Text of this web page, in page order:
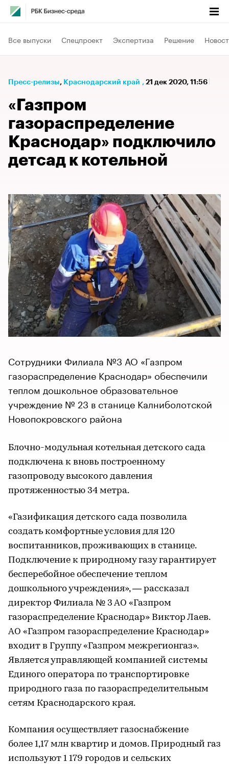
Все выпуски Спецпроект Экспертиза Решение
Пресс-релизы⁠, Краснодарский край , 21 дек 2020, 11:56
«Газпром
газораспределение
Краснодар» подключило
детсад к котельной
Сотрудники Филиала №3 АО «Газпром
газораспределение Краснодар» обеспечили
теплом дошкольное образовательное
учреждение № 23 в станице Калниболотской
Новопокровского района
Блочно-модульная котельная детского сада
подключена к вновь построенному
газопроводу высокого давления
протяженностью 34 метра.
«Газификация детского сада позволила
создать комфортные условия для 120
воспитанников, проживающих в станице.
Подключение к природному газу гарантирует
бесперебойное обеспечение теплом
дошкольного учреждения», — рассказал
директор Филиала № 3 АО «Газпром
газораспределение Краснодар» Виктор Лаев.
АО «Газпром газораспределение Краснодар»
входит в Группу «Газпром межрегионгаз».
Является управляющей компанией системы
Единого оператора по транспортировке
природного газа по газораспределительным
сетям Краснодарского края.
Компания осуществляет газоснабжение
более 1,17 млн квартир и домов. Природный газ
используют 1 179 городов и сельских